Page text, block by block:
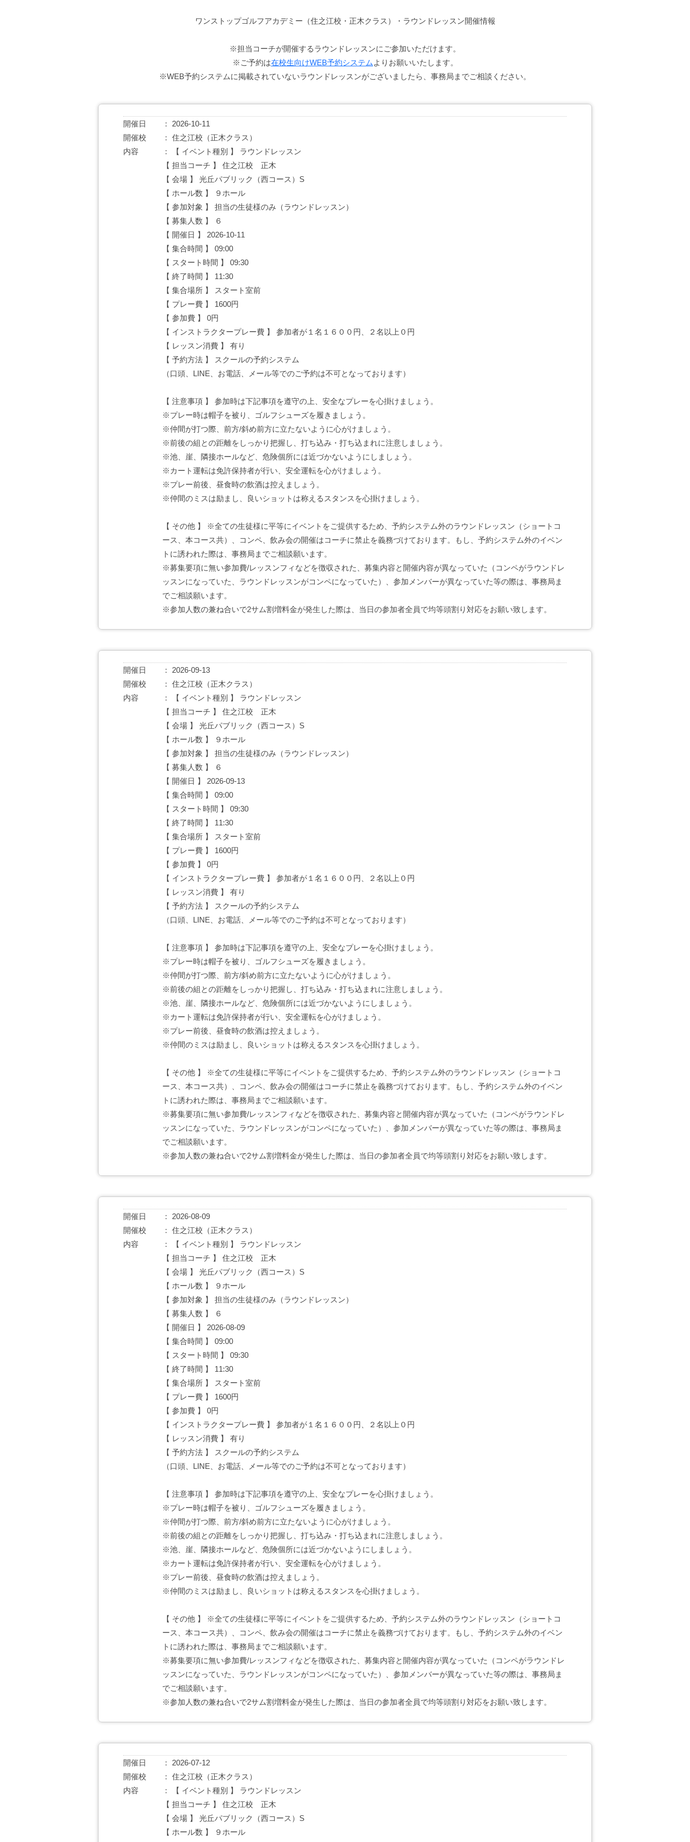
ワンストップゴルフアカデミー（住之江校・正木クラス）・ラウンドレッスン開催情報
※担当コーチが開催するラウンドレッスンにご参加いただけます。
※ご予約は在校生向けWEB予約システム よりお願いいたします。
※WEB予約システムに掲載されていないラウンドレッスンがございましたら、事務局までご相談ください。
開催日
2026-10-11
開催校
住之江校（正木クラス）
内容
【 イベント種別 】 ラウンドレッスン
【 担当コーチ 】 住之江校 正木
【 会場 】 光丘パブリック（西コース）S
【 ホール数 】 ９ホール
【 参加対象 】 担当の生徒様のみ（ラウンドレッスン）
【 募集人数 】 ６
【 開催日 】 2026-10-11
【 集合時間 】 09:00
【 スタート時間 】 09:30
【 終了時間 】 11:30
【 集合場所 】 スタート室前
【 プレー費 】 1600円
【 参加費 】 0円
【 インストラクタープレー費 】 参加者が１名１６００円、２名以上０円
【 レッスン消費 】 有り
【 予約方法 】 スクールの予約システム
（口頭、LINE、お電話、メール等でのご予約は不可となっております）
【 注意事項 】 参加時は下記事項を遵守の上、安全なプレーを心掛けましょう。
※プレー時は帽子を被り、ゴルフシューズを履きましょう。
※仲間が打つ際、前方/斜め前方に立たないように心がけましょう。
※前後の組との距離をしっかり把握し、打ち込み・打ち込まれに注意しましょう。
※池、崖、隣接ホールなど、危険個所には近づかないようにしましょう。
※カート運転は免許保持者が行い、安全運転を心がけましょう。
※プレー前後、昼食時の飲酒は控えましょう。
※仲間のミスは励まし、良いショットは称えるスタンスを心掛けましょう。
【 その他 】 ※全ての生徒様に平等にイベントをご提供するため、予約システム外のラウンドレッスン（ショートコ
ース、本コース共）、コンペ、飲み会の開催はコーチに禁止を義務づけております。もし、予約システム外のイベン
トに誘われた際は、事務局までご相談願います。
※募集要項に無い参加費/レッスンフィなどを徴収された、募集内容と開催内容が異なっていた（コンペがラウンドレ
ッスンになっていた、ラウンドレッスンがコンペになっていた）、参加メンバーが異なっていた等の際は、事務局ま
でご相談願います。
※参加人数の兼ね合いで2サム割増料金が発生した際は、当日の参加者全員で均等頭割り対応をお願い致します。
開催日
2026-09-13
開催校
住之江校（正木クラス）
内容
【 イベント種別 】 ラウンドレッスン
【 担当コーチ 】 住之江校 正木
【 会場 】 光丘パブリック（西コース）S
【 ホール数 】 ９ホール
【 参加対象 】 担当の生徒様のみ（ラウンドレッスン）
【 募集人数 】 ６
【 開催日 】 2026-09-13
【 集合時間 】 09:00
【 スタート時間 】 09:30
【 終了時間 】 11:30
【 集合場所 】 スタート室前
【 プレー費 】 1600円
【 参加費 】 0円
【 インストラクタープレー費 】 参加者が１名１６００円、２名以上０円
【 レッスン消費 】 有り
【 予約方法 】 スクールの予約システム
（口頭、LINE、お電話、メール等でのご予約は不可となっております）
【 注意事項 】 参加時は下記事項を遵守の上、安全なプレーを心掛けましょう。
※プレー時は帽子を被り、ゴルフシューズを履きましょう。
※仲間が打つ際、前方/斜め前方に立たないように心がけましょう。
※前後の組との距離をしっかり把握し、打ち込み・打ち込まれに注意しましょう。
※池、崖、隣接ホールなど、危険個所には近づかないようにしましょう。
※カート運転は免許保持者が行い、安全運転を心がけましょう。
※プレー前後、昼食時の飲酒は控えましょう。
※仲間のミスは励まし、良いショットは称えるスタンスを心掛けましょう。
【 その他 】 ※全ての生徒様に平等にイベントをご提供するため、予約システム外のラウンドレッスン（ショートコ
ース、本コース共）、コンペ、飲み会の開催はコーチに禁止を義務づけております。もし、予約システム外のイベン
トに誘われた際は、事務局までご相談願います。
※募集要項に無い参加費/レッスンフィなどを徴収された、募集内容と開催内容が異なっていた（コンペがラウンドレ
ッスンになっていた、ラウンドレッスンがコンペになっていた）、参加メンバーが異なっていた等の際は、事務局ま
でご相談願います。
※参加人数の兼ね合いで2サム割増料金が発生した際は、当日の参加者全員で均等頭割り対応をお願い致します。
開催日
2026-08-09
開催校
住之江校（正木クラス）
内容
【 イベント種別 】 ラウンドレッスン
【 担当コーチ 】 住之江校 正木
【 会場 】 光丘パブリック（西コース）S
【 ホール数 】 ９ホール
【 参加対象 】 担当の生徒様のみ（ラウンドレッスン）
【 募集人数 】 ６
【 開催日 】 2026-08-09
【 集合時間 】 09:00
【 スタート時間 】 09:30
【 終了時間 】 11:30
【 集合場所 】 スタート室前
【 プレー費 】 1600円
【 参加費 】 0円
【 インストラクタープレー費 】 参加者が１名１６００円、２名以上０円
【 レッスン消費 】 有り
【 予約方法 】 スクールの予約システム
（口頭、LINE、お電話、メール等でのご予約は不可となっております）
【 注意事項 】 参加時は下記事項を遵守の上、安全なプレーを心掛けましょう。
※プレー時は帽子を被り、ゴルフシューズを履きましょう。
※仲間が打つ際、前方/斜め前方に立たないように心がけましょう。
※前後の組との距離をしっかり把握し、打ち込み・打ち込まれに注意しましょう。
※池、崖、隣接ホールなど、危険個所には近づかないようにしましょう。
※カート運転は免許保持者が行い、安全運転を心がけましょう。
※プレー前後、昼食時の飲酒は控えましょう。
※仲間のミスは励まし、良いショットは称えるスタンスを心掛けましょう。
【 その他 】 ※全ての生徒様に平等にイベントをご提供するため、予約システム外のラウンドレッスン（ショートコ
ース、本コース共）、コンペ、飲み会の開催はコーチに禁止を義務づけております。もし、予約システム外のイベン
トに誘われた際は、事務局までご相談願います。
※募集要項に無い参加費/レッスンフィなどを徴収された、募集内容と開催内容が異なっていた（コンペがラウンドレ
ッスンになっていた、ラウンドレッスンがコンペになっていた）、参加メンバーが異なっていた等の際は、事務局ま
でご相談願います。
※参加人数の兼ね合いで2サム割増料金が発生した際は、当日の参加者全員で均等頭割り対応をお願い致します。
開催日
2026-07-12
開催校
住之江校（正木クラス）
内容
【 イベント種別 】 ラウンドレッスン
【 担当コーチ 】 住之江校 正木
【 会場 】 光丘パブリック（西コース）S
【 ホール数 】 ９ホール